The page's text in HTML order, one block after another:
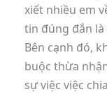
xiết nhiều em
tin đúng đắn
Bên cạnh đó,
buộc thừa
sự việc việc